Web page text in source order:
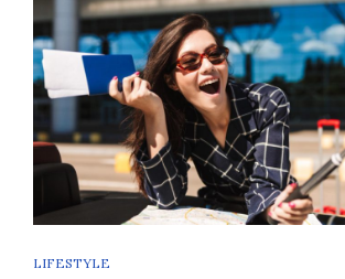
LIFESTYLE